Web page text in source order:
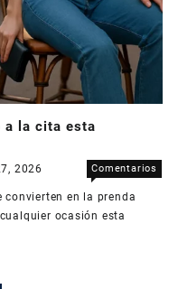
a la cita esta
2026
Comentarios
convierten en la prenda
ocasión esta